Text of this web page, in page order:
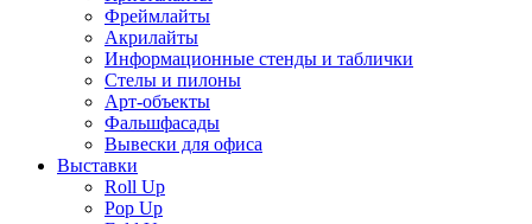
Фреймлайты
Акрилайты
Информационные стенды и таблички
Стелы и пилоны
Арт-объекты
Фальшфасады
Вывески для офиса
Выставки
Roll Up
Pop Up